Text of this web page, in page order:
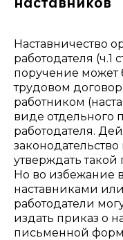
наставников
Наставничество
работодателя (ч.1
поручение может
трудовом
работником
виде отдельного
работодателя.
утверждать
Но во избежание
наставниками
работодатели
издать приказ о
письменной